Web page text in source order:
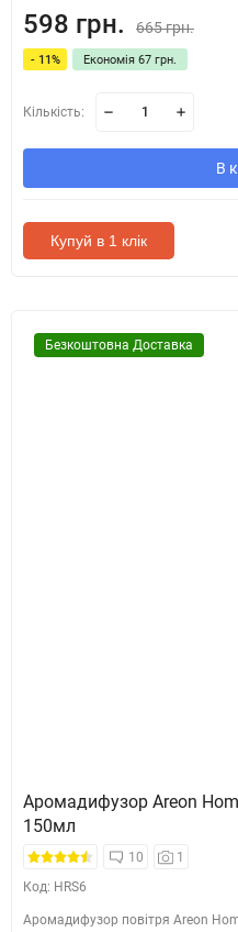
598 грн. 665 грн.
- 11% Економія 67 грн.
Кількість:
В
Купуй в 1 клік
Безкоштовна Доставка
Аромадифузор Areon
150мл
10
1
Код: HRS6
Аромадифузор повітря Areon